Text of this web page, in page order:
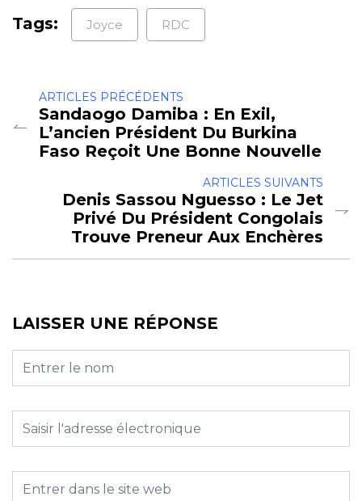
Tags: Joyce RDC
ARTICLES PRÉCÉDENTS
Sandaogo Damiba : En Exil,
L’ancien Président Du Burkina
Faso Reçoit Une Bonne Nouvelle
ARTICLES SUIVANTS
Denis Sassou Nguesso : Le Jet
Privé Du Président Congolais
Trouve Preneur Aux Enchères
LAISSER UNE RÉPONSE